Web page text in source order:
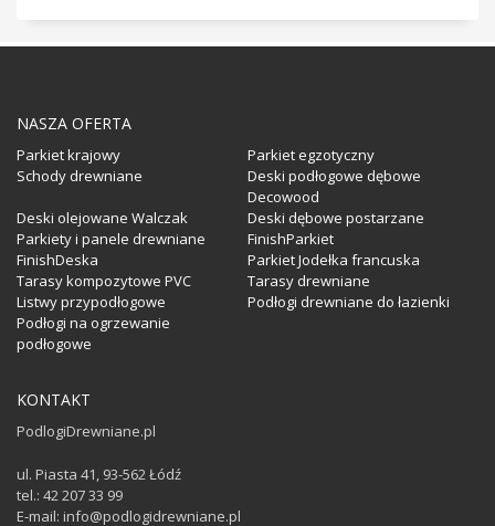
NASZA OFERTA
Parkiet krajowy
Parkiet egzotyczny
Schody drewniane
Deski podłogowe dębowe
Decowood
Deski olejowane Walczak
Deski dębowe postarzane
Parkiety i panele drewniane
FinishParkiet
FinishDeska
Parkiet Jodełka francuska
Tarasy kompozytowe PVC
Tarasy drewniane
Listwy przypodłogowe
Podłogi drewniane do łazienki
Podłogi na ogrzewanie
podłogowe
KONTAKT
PodlogiDrewniane.pl
ul. Piasta 41, 93-562 Łódź
tel.: 42 207 33 99
E-mail: info@podlogidrewniane.pl